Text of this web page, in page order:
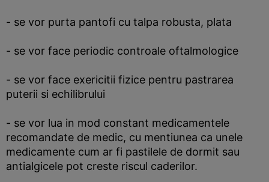
- se vor purta pantofi cu talpa robusta, plata
- se vor face periodic controale oftalmologice
- se vor face exericitii fizice pentru pastrarea
puterii si echilibrului
- se vor lua in mod constant medicamentele
recomandate de medic, cu mentiunea ca unele
medicamente cum ar fi pastilele de dormit sau
antialgicele pot creste riscul caderilor.